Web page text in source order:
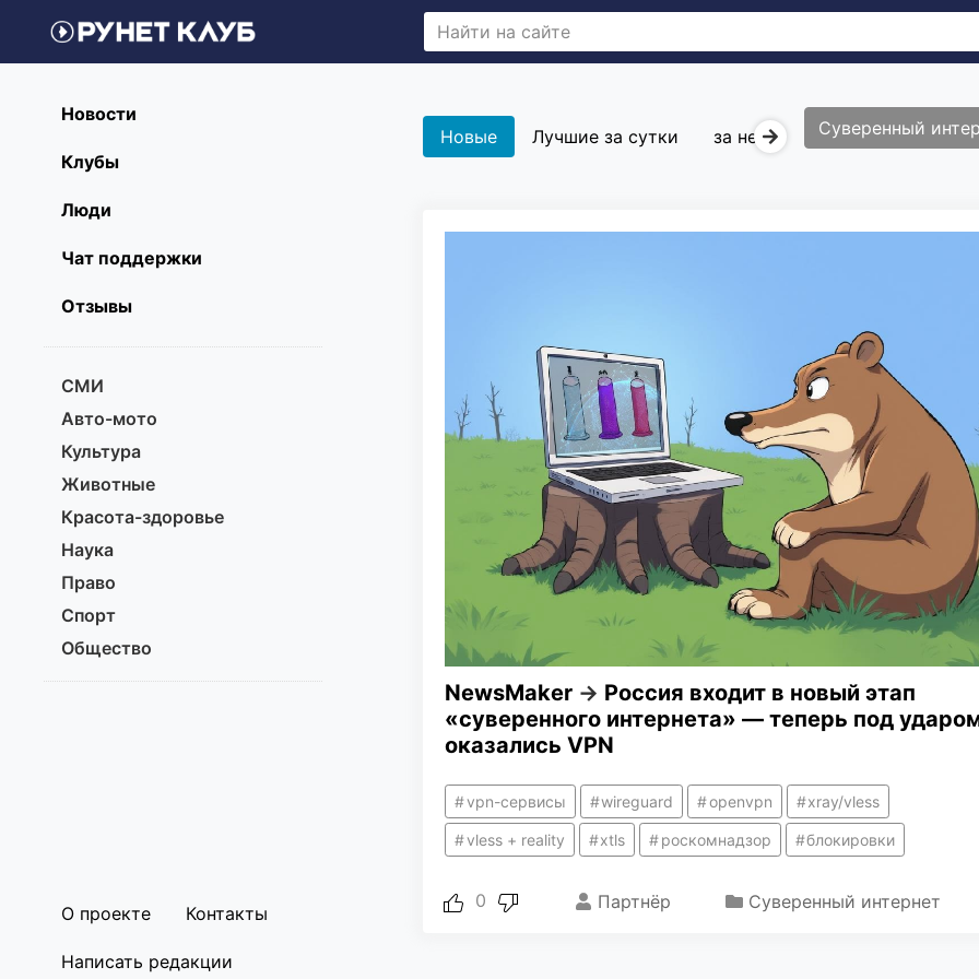
Новости
Клубы
Люди
Чат поддержки
Отзывы
СМИ
Авто-мото
Культура
Животные
Красота-здоровье
Наука
Право
Спорт
Общество
О проекте Контакты
Написать редакции
Новые Лучшие за сутки за неделю за месяц
Суверенный
NewsMaker → Россия входит в новый этап
«суверенного интернета» — теперь под
оказались VPN
vpn-сервисы wireguard openvpn xray/vless
vless + reality xtls роскомнадзор блокировки
0 Партнёр Суверенный интернет